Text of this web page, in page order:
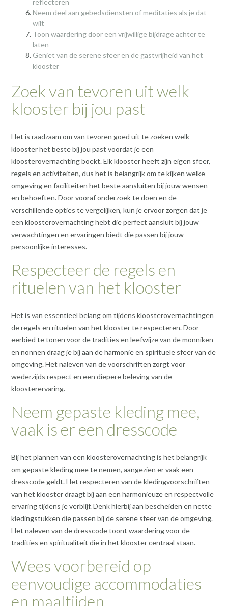
reflecteren
Neem deel aan gebedsdiensten of meditaties als je dat
wilt
Toon waardering door een vrijwillige bijdrage achter te
laten
Geniet van de serene sfeer en de gastvrijheid van het
klooster
Zoek van tevoren uit welk
klooster bij jou past
Het is raadzaam om van tevoren goed uit te zoeken welk
klooster het beste bij jou past voordat je een
kloosterovernachting boekt. Elk klooster heeft zijn eigen sfeer,
regels en activiteiten, dus het is belangrijk om te kijken welke
omgeving en faciliteiten het beste aansluiten bij jouw wensen
en behoeften. Door vooraf onderzoek te doen en de
verschillende opties te vergelijken, kun je ervoor zorgen dat je
een kloosterovernachting hebt die perfect aansluit bij jouw
verwachtingen en ervaringen biedt die passen bij jouw
persoonlijke interesses.
Respecteer de regels en
rituelen van het klooster
Het is van essentieel belang om tijdens kloosterovernachtingen
de regels en rituelen van het klooster te respecteren. Door
eerbied te tonen voor de tradities en leefwijze van de monniken
en nonnen draag je bij aan de harmonie en spirituele sfeer van de
omgeving. Het naleven van de voorschriften zorgt voor
wederzijds respect en een diepere beleving van de
kloosterervaring.
Neem gepaste kleding mee,
vaak is er een dresscode
Bij het plannen van een kloosterovernachting is het belangrijk
om gepaste kleding mee te nemen, aangezien er vaak een
dresscode geldt. Het respecteren van de kledingvoorschriften
van het klooster draagt bij aan een harmonieuze en respectvolle
ervaring tijdens je verblijf. Denk hierbij aan bescheiden en nette
kledingstukken die passen bij de serene sfeer van de omgeving.
Het naleven van de dresscode toont waardering voor de
tradities en spiritualiteit die in het klooster centraal staan.
Wees voorbereid op
eenvoudige accommodaties
en maaltijden